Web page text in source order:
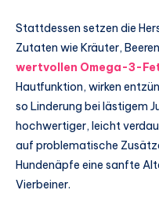
Stattdessen setzen die
Zutaten wie Kräuter,
wertvollen Omega-3-
Hautfunktion, wirken
so Linderung bei lästigem
hochwertiger, leicht
auf problematische
Hundenäpfe eine sanfte
Vierbeiner.